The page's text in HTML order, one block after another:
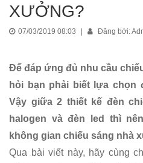
XƯỞNG?
07/03/2019 08:03 | Đăng bởi:
Để đáp ứng đủ nhu cầu
hỏi bạn phải biết lựa chọn
Vậy giữa 2 thiết kế đèn
halogen và đèn led thì
không gian chiếu sáng nhà
Qua bài viết này, hãy cùng